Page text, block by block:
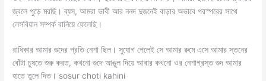
জ্বলে পুড়ে মরছি। ব্যস, আমরা ভাবী আর ননদ দুজনেই বাড়ার অভাবে পরস্পরের সাথে
লেসবিয়ান সম্পর্ক বানিয়ে ফেলেছি।
রাধিকার আমার গুদের প্রতি নেশা ছিল। সুযোগ পেলেই সে আমার রুমে এসে আমার স্তনের
বোঁটা চুষতে শুরু করত, কখনো গুদে আঙুল দিয়ে আবার কখনো ওর নেশাগ্রস্ত গুদ আমার
হাতে তুলে দিত। sosur choti kahini